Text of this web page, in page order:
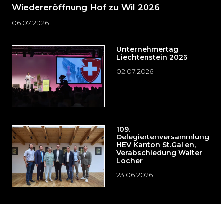
Wiedereröffnung Hof zu Wil 2026
06.07.2026
Unternehmertag
Liechtenstein 2026
02.07.2026
109.
Delegiertenversammlung
HEV Kanton St.Gallen,
Verabschiedung Walter
Locher
23.06.2026